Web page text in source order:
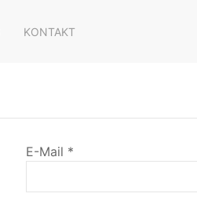
KONTAKT
E-Mail *